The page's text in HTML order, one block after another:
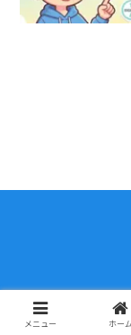
メニュー ホー